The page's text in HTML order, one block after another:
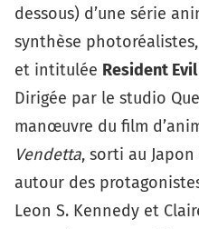
dessous) d’une série
synthèse
et intitulée Resident
Dirigée par le studio
manœuvre du film
Vendetta, sorti au
autour des
Leon S. Kennedy et